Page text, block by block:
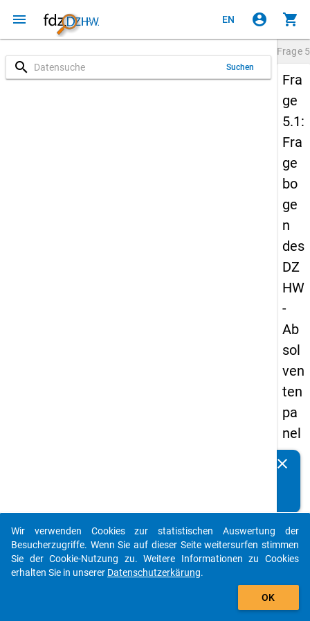
menu EN account_circle shopping_cart
search Suchen
Frage
Fra
ge
5.1:
Fra
ge
bo
ge
n
des
DZ
HW
-
Ab
sol
ven
ten
pa
nel
s
-
ers
te
clear
auto_stories
add_shopping_cart
Wir verwenden Cookies zur statistischen Auswertung der
Besucherzugriffe. Wenn Sie auf dieser Seite weitersurfen stimmen
Sie der Cookie-Nutzung zu. Weitere Informationen zu Cookies
erhalten Sie in unserer Datenschutzerkärung.
OK